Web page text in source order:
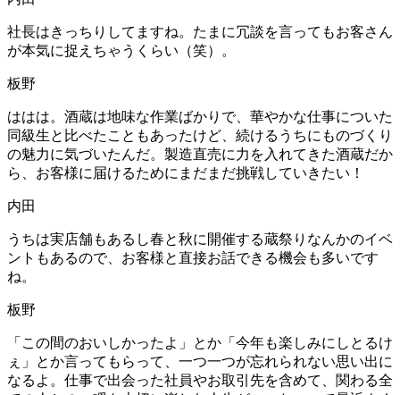
社長はきっちりしてますね。たまに冗談を言ってもお客さん
が本気に捉えちゃうくらい（笑）。
板野
ははは。酒蔵は地味な作業ばかりで、華やかな仕事についた
同級生と比べたこともあったけど、続けるうちにものづくり
の魅力に気づいたんだ。製造直売に力を入れてきた酒蔵だか
ら、お客様に届けるためにまだまだ挑戦していきたい！
内田
うちは実店舗もあるし春と秋に開催する蔵祭りなんかのイベ
ントもあるので、お客様と直接お話できる機会も多いです
ね。
板野
「この間のおいしかったよ」とか「今年も楽しみにしとるけ
ぇ」とか言ってもらって、一つ一つが忘れられない思い出に
なるよ。仕事で出会った社員やお取引先を含めて、関わる全